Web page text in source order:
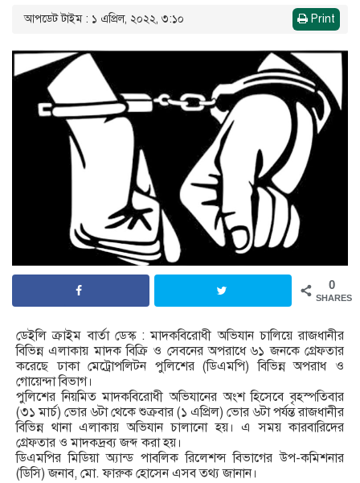
আপডেট টাইম : ১ এপ্রিল, ২০২২, ৩:১০ Print
0
SHARES
ডেইলি ক্রাইম বার্তা ডেস্ক : মাদকবিরোধী অভিযান চালিয়ে রাজধানীর
বিভিন্ন এলাকায় মাদক বিক্রি ও সেবনের অপরাধে ৬১ জনকে গ্রেফতার
করেছে ঢাকা মেট্রোপলিটন পুলিশের (ডিএমপি) বিভিন্ন অপরাধ ও
গোয়েন্দা বিভাগ।
পুলিশের নিয়মিত মাদকবিরোধী অভিযানের অংশ হিসেবে বৃহস্পতিবার
(৩১ মার্চ) ভোর ৬টা থেকে শুক্রবার (১ এপ্রিল) ভোর ৬টা পর্যন্ত রাজধানীর
বিভিন্ন থানা এলাকায় অভিযান চালানো হয়। এ সময় কারবারিদের
গ্রেফতার ও মাদকদ্রব্য জব্দ করা হয়।
ডিএমপির মিডিয়া অ্যান্ড পাবলিক রিলেশন্স বিভাগের উপ-কমিশনার
(ডিসি) জনাব, মো. ফারুক হোসেন এসব তথ্য জানান।